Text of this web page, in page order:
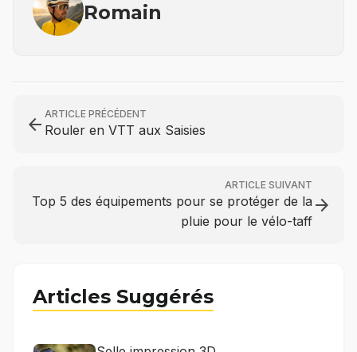
Romain
arrow_back ARTICLE PRÉCÉDENT
Rouler en VTT aux Saisies
ARTICLE SUIVANT
Top 5 des équipements pour se protéger de la
pluie pour le vélo-taff
arrow_forward
Articles Suggérés